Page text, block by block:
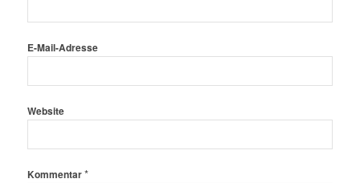
E-Mail-Adresse
Website
Kommentar*